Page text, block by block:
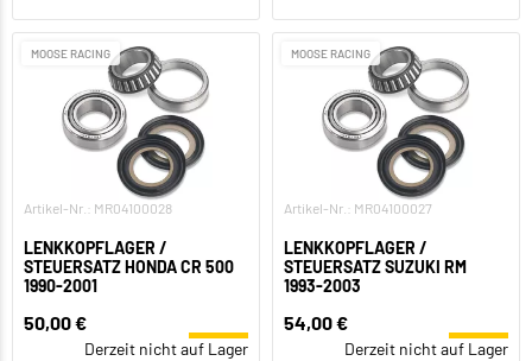
MOOSE RACING
Artikel-Nr.: MR04100028
LENKKOPFLAGER /
STEUERSATZ HONDA CR 500
1990-2001
50,00 €
Derzeit nicht auf Lager
MOOSE RACING
Artikel-Nr.: MR04100027
LENKKOPFLAGER /
STEUERSATZ SUZUKI RM
1993-2003
54,00 €
Derzeit nicht auf Lager